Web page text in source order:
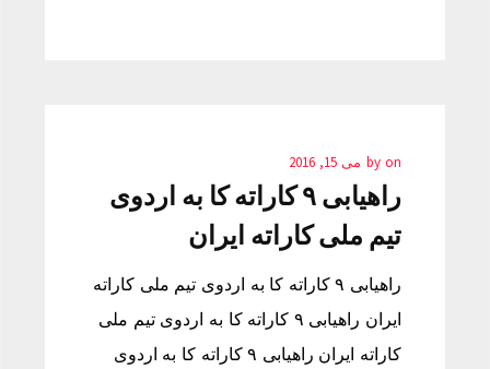
by on می 15, 2016
راهیابی ۹ کاراته کا به اردوی
تیم ملی کاراته ایران
راهیابی ۹ کاراته کا به اردوی تیم ملی کاراته
ایران راهیابی ۹ کاراته کا به اردوی تیم ملی
کاراته ایران راهیابی ۹ کاراته کا به اردوی